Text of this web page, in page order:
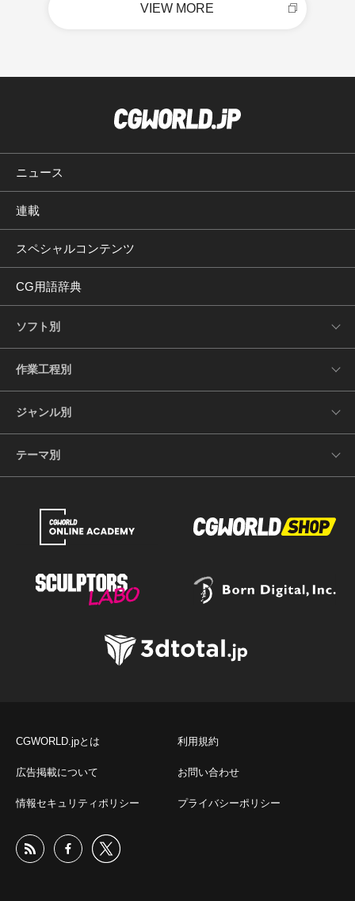
VIEW MORE
ニュース
連載
スペシャルコンテンツ
CG用語辞典
ソフト別
作業工程別
ジャンル別
テーマ別
CGWORLD.jpとは 利用規約
広告掲載について お問い合わせ
情報セキュリティポリシー プライバシーポリシー